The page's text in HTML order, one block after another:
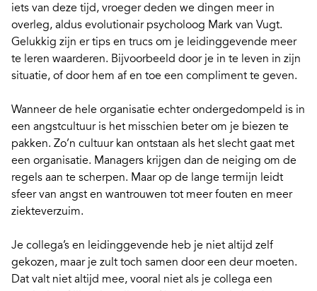
iets van deze tijd, vroeger deden we dingen meer in
overleg, aldus evolutionair psycholoog Mark van Vugt.
Gelukkig zijn ertips en trucs om je leidinggevende meer
te leren waarderen. Bijvoorbeeld door je in te leven in zijn
situatie, of door hem af en toe een compliment te geven.
Wanneer de hele organisatie echter ondergedompeld is in
een angstcultuuris het misschien beter om je biezen te
pakken. Zo’n cultuur kan ontstaan als het slecht gaat met
een organisatie. Managers krijgen dan de neiging om de
regels aan te scherpen. Maar op de lange termijn leidt
sfeer van angst en wantrouwen tot meer fouten en meer
ziekteverzuim.
Je collega’s en leidinggevende heb je niet altijd zelf
gekozen, maar je zult toch samen door een deur moeten.
Dat valt niet altijd mee, vooral niet als je collega een